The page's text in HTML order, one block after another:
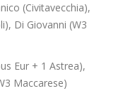
(Civitavecchia),
Di Giovanni (W3
Eur + 1 Astrea),
Maccarese)